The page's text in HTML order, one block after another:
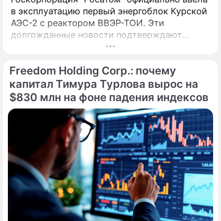
в эксплуатацию первый энергоблок Курской
АЭС-2 с реактором ВВЭР-ТОИ. Эти
долгожданные новости подтверждают
технологическое лидерство России, а глава
технологическим успехом и трудовым
подвигом. Введенный в эксплуатацию 27
апреля, инновационный энергоблок № 1
Курской АЭС-2 с 1 мая начал официальные
поставки электроэнергии в Единую
энергосистему страны.
Freedom Holding Corp.: почему
капитал Тимура Турлова вырос на
$830 млн на фоне падения индексов